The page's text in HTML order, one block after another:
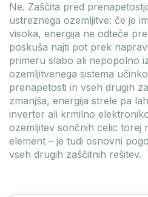
Ne. Zaščita pred
ustreznega ozemljitve: če je
visoka, energija ne odteče
poskuša najti pot prek
primeru slabo ali nepopolno
ozemljitvenega sistema
prenapetosti in vseh drugih
zmanjša, energija strele pa
inverter ali krmilno
ozemljitev sončnih celic torej
element – je tudi osnovni
vseh drugih zaščitnih rešitev.